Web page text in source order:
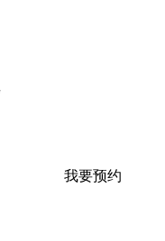
我要预约